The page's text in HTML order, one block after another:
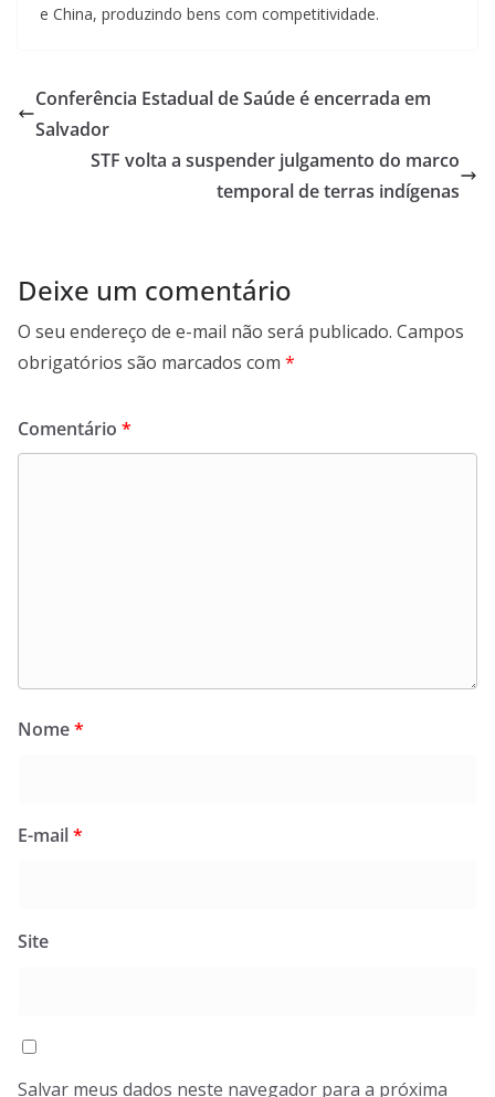
e China, produzindo bens com competitividade.
Conferência Estadual de Saúde é encerrada em
Salvador
STF volta a suspender julgamento do marco
temporal de terras indígenas
Deixe um comentário
O seu endereço de e-mail não será publicado. Campos
obrigatórios são marcados com *
Comentário *
Nome*
E-mail*
Site
Salvar meus dados neste navegador para a próxima